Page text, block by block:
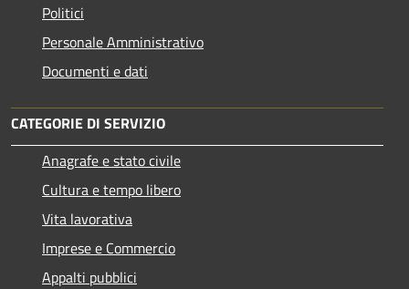
Politici
Personale Amministrativo
Documenti e dati
CATEGORIE DI SERVIZIO
Anagrafe e stato civile
Cultura e tempo libero
Vita lavorativa
Imprese e Commercio
Appalti pubblici